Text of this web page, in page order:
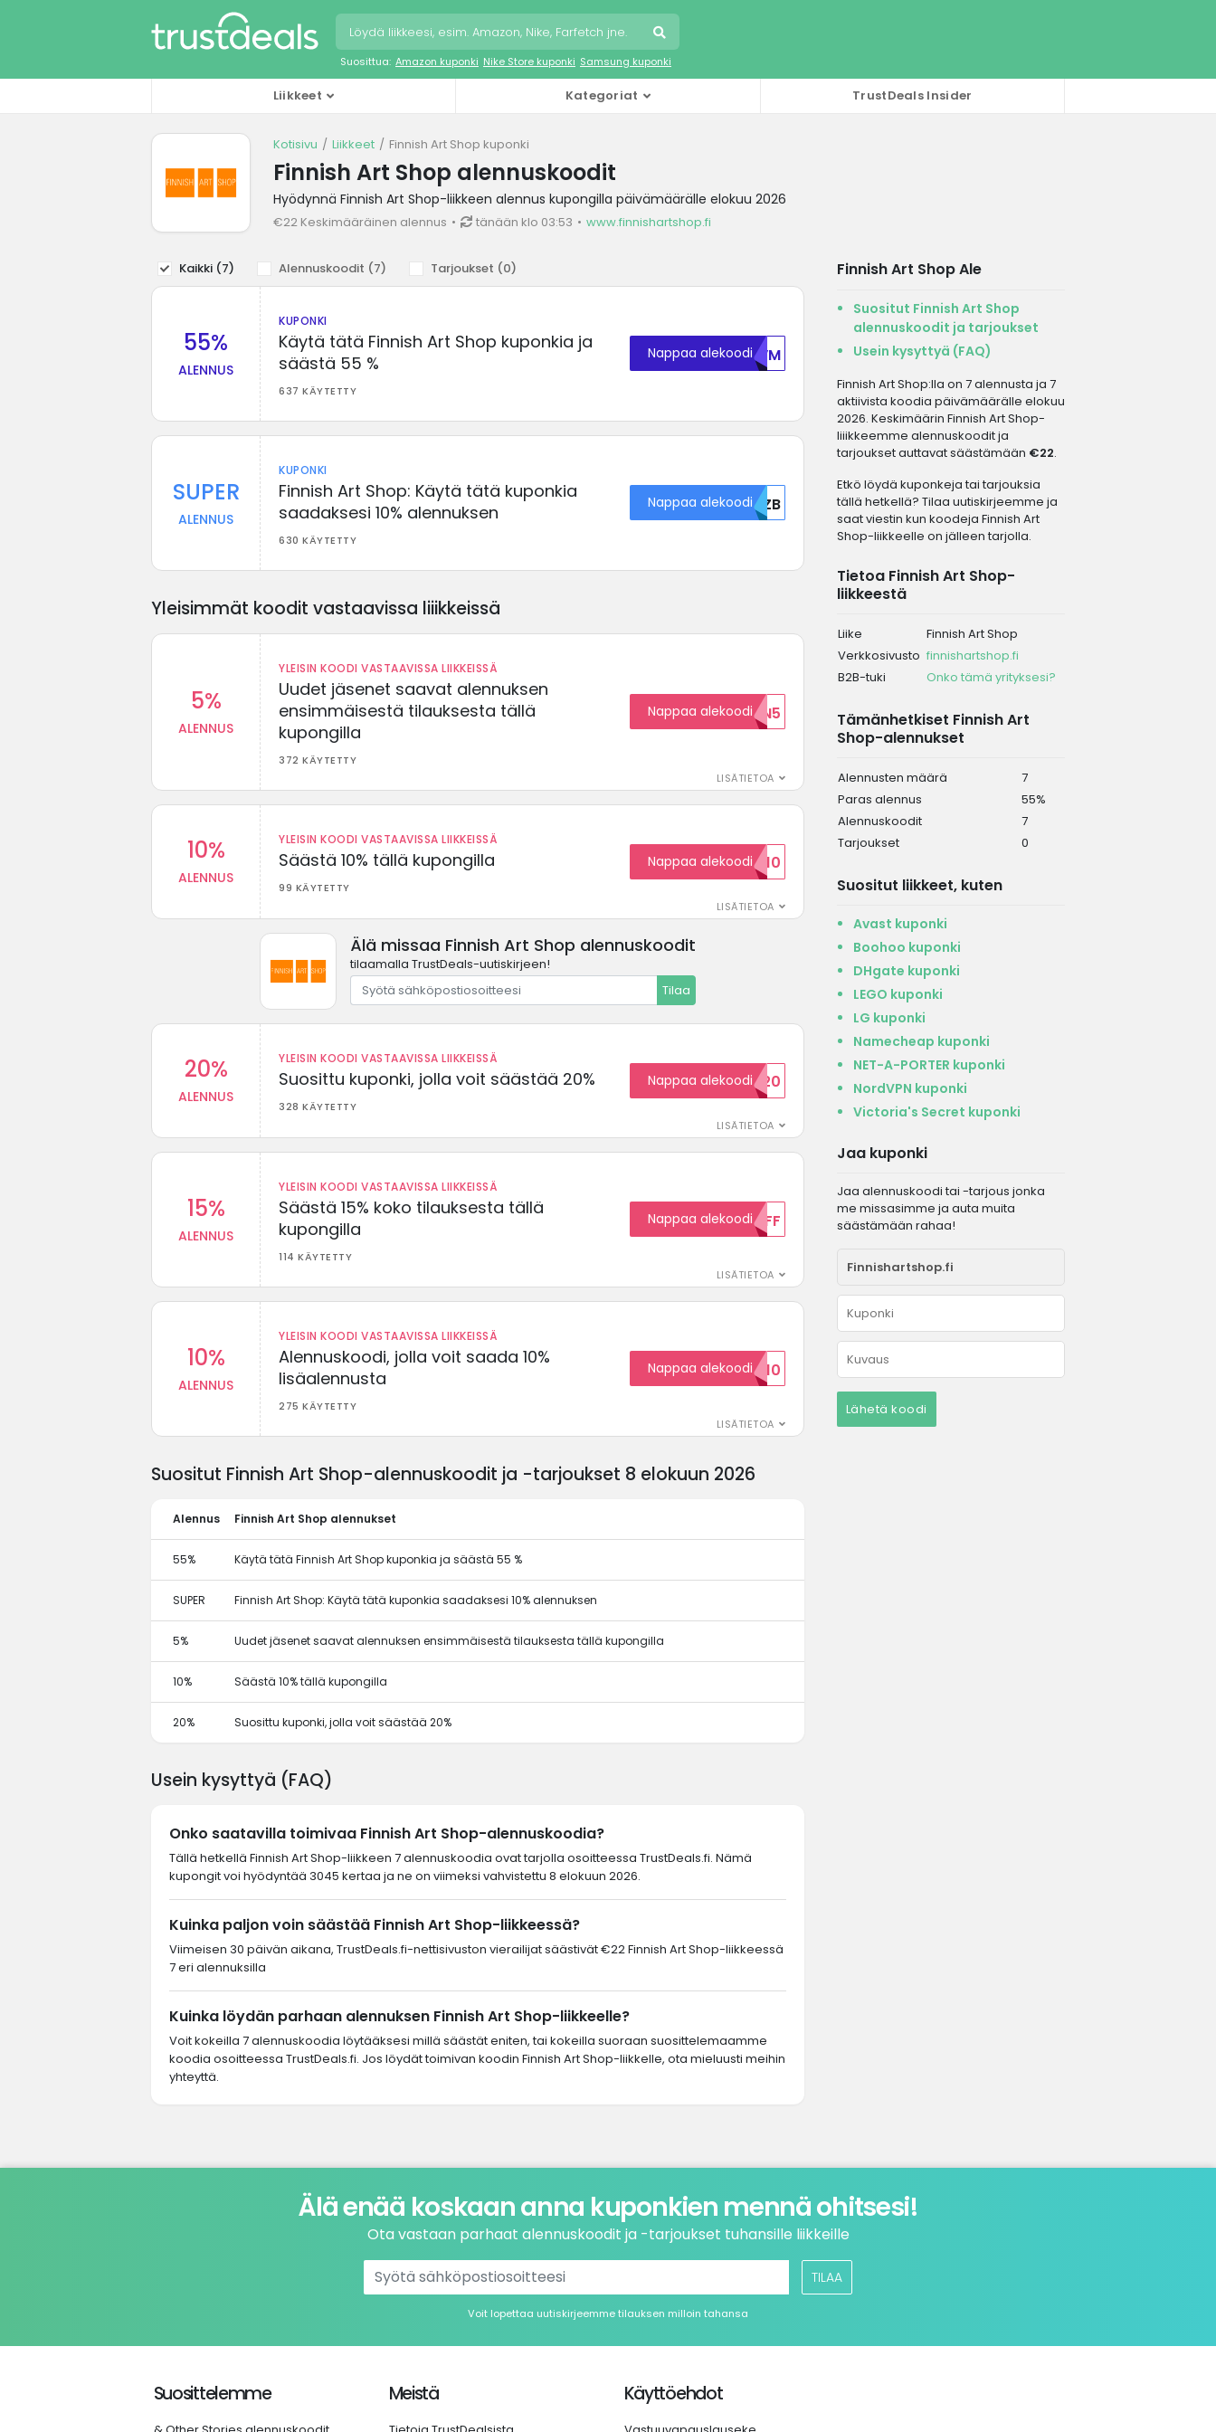
Suosittua: Amazon kuponki Nike Store kuponki Samsung kuponki
Liikkeet Kategoriat TrustDeals Insider
Kotisivu Liikkeet Finnish Art Shop kuponki
Finnish Art Shop alennuskoodit
Hyödynnä Finnish Art Shop-liikkeen alennus kupongilla päivämäärälle elokuu 2026
€22 Keskimääräinen alennus tänään klo 03:53 www.finnishartshop.fi
Kaikki (7) Alennuskoodit (7) Tarjoukset (0)
55%
ALENNUS
KUPONKI
Käytä tätä Finnish Art Shop kuponkia ja
säästä 55 %
637 KÄYTETTY
Nappaa alekoodiUFVM
SUPER
ALENNUS
KUPONKI
Finnish Art Shop: Käytä tätä kuponkia
saadaksesi 10% alennuksen
630 KÄYTETTY
Nappaa alekoodiQVZB
Yleisimmät koodit vastaavissa liiikkeissä
5%
ALENNUS
YLEISIN KOODI VASTAAVISSA LIIKKEISSÄ
Uudet jäsenet saavat alennuksen
ensimmäisestä tilauksesta tällä
kupongilla
372 KÄYTETTY
LISÄTIETOA
Nappaa alekoodi
ALENNUKSEN5
10%
ALENNUS
YLEISIN KOODI VASTAAVISSA LIIKKEISSÄ
Säästä 10% tällä kupongilla
99 KÄYTETTY
LISÄTIETOA
Nappaa alekoodi
KOODID10
Älä missaa Finnish Art Shop alennuskoodit
tilaamalla TrustDeals-uutiskirjeen!
Tilaa
20%
ALENNUS
YLEISIN KOODI VASTAAVISSA LIIKKEISSÄ
Suosittu kuponki, jolla voit säästää 20%
328 KÄYTETTY
LISÄTIETOA
Nappaa alekoodi
WELCOME20
15%
ALENNUS
YLEISIN KOODI VASTAAVISSA LIIKKEISSÄ
Säästä 15% koko tilauksesta tällä
kupongilla
114 KÄYTETTY
LISÄTIETOA
Nappaa alekoodi15OFF
10%
ALENNUS
YLEISIN KOODI VASTAAVISSA LIIKKEISSÄ
Alennuskoodi, jolla voit saada 10%
lisäalennusta
275 KÄYTETTY
LISÄTIETOA
Nappaa alekoodi
ALENNUSKOODID10
Finnish Art Shop Ale
Suositut Finnish Art Shop
alennuskoodit ja tarjoukset
Usein kysyttyä (FAQ)
Finnish Art Shop:lla on 7 alennusta ja 7
aktiivista koodia päivämäärälle elokuu
2026. Keskimäärin Finnish Art Shop-
liiikkeemme alennuskoodit ja
tarjoukset auttavat säästämään €22.
Etkö löydä kuponkeja tai tarjouksia
tällä hetkellä? Tilaa uutiskirjeemme ja
saat viestin kun koodeja Finnish Art
Shop-liikkeelle on jälleen tarjolla.
Tietoa Finnish Art Shop-
liikkeestä
Liike
Finnish Art Shop
Verkkosivusto finnishartshop.fi
B2B-tuki
Onko tämä yrityksesi?
Tämänhetkiset Finnish Art
Shop-alennukset
Alennusten määrä
7
Paras alennus
55%
Alennuskoodit
7
Tarjoukset
0
Suositut liikkeet, kuten
Avast kuponki
Boohoo kuponki
DHgate kuponki
LEGO kuponki
LG kuponki
Namecheap kuponki
NET-A-PORTER kuponki
NordVPN kuponki
Victoria's Secret kuponki
Jaa kuponki
Jaa alennuskoodi tai -tarjous jonka
me missasimme ja auta muita
säästämään rahaa!
Lähetä koodi
Suositut Finnish Art Shop-alennuskoodit ja -tarjoukset 8 elokuun 2026
Alennus Finnish Art Shop alennukset
55% Käytä tätä Finnish Art Shop kuponkia ja säästä 55 %
SUPER Finnish Art Shop: Käytä tätä kuponkia saadaksesi 10% alennuksen
5% Uudet jäsenet saavat alennuksen ensimmäisestä tilauksesta tällä kupongilla
10% Säästä 10% tällä kupongilla
20% Suosittu kuponki, jolla voit säästää 20%
Usein kysyttyä (FAQ)
Onko saatavilla toimivaa Finnish Art Shop-alennuskoodia?
Tällä hetkellä Finnish Art Shop-liikkeen 7 alennuskoodia ovat tarjolla osoitteessa TrustDeals.fi. Nämä
kupongit voi hyödyntää 3045 kertaa ja ne on viimeksi vahvistettu 8 elokuun 2026.
Kuinka paljon voin säästää Finnish Art Shop-liikkeessä?
Viimeisen 30 päivän aikana, TrustDeals.fi-nettisivuston vierailijat säästivät €22 Finnish Art Shop-liikkeessä
7 eri alennuksilla
Kuinka löydän parhaan alennuksen Finnish Art Shop-liikkeelle?
Voit kokeilla 7 alennuskoodia löytääksesi millä säästät eniten, tai kokeilla suoraan suosittelemaamme
koodia osoitteessa TrustDeals.fi. Jos löydät toimivan koodin Finnish Art Shop-liikkelle, ota mieluusti meihin
yhteyttä.
Älä enää koskaan anna kuponkien mennä ohitsesi!
Ota vastaan parhaat alennuskoodit ja -tarjoukset tuhansille liikkeille
TILAA
Voit lopettaa uutiskirjeemme tilauksen milloin tahansa
Suosittelemme Meistä Käyttöehdot